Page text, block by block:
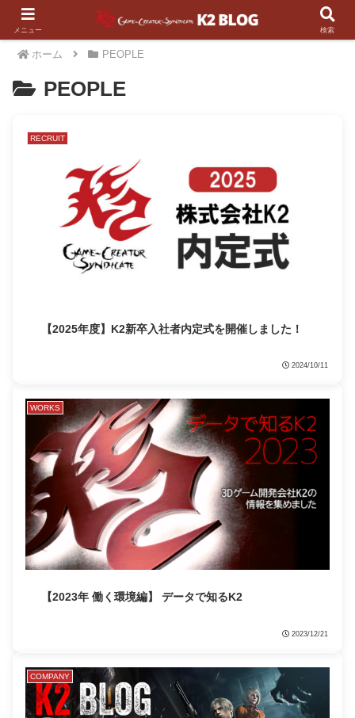
ホーム PEOPLE
PEOPLE
RECRUIT
【2025年度】K2新卒入社者内定式を開催しました！
2024/10/11
WORKS
【2023年 働く環境編】 データで知るK2
2023/12/21
COMPANY
メニュー 検索